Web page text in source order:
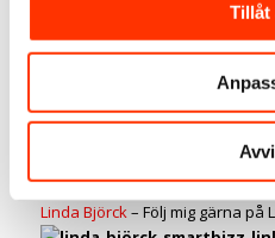
Tillåt
intervjufrågorna eller ett enkelt
kommer du bli hjälp av den här
kom ihåg att du även kan
att både ta reda på mer om
och att lära dig mer om
Linda Björck– Följ mig gärna på